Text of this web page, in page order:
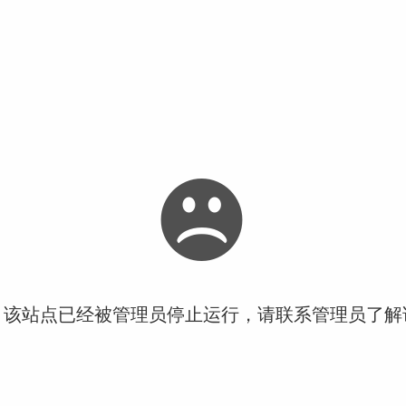
站点已经被管理员停止运行，请联系管理员了